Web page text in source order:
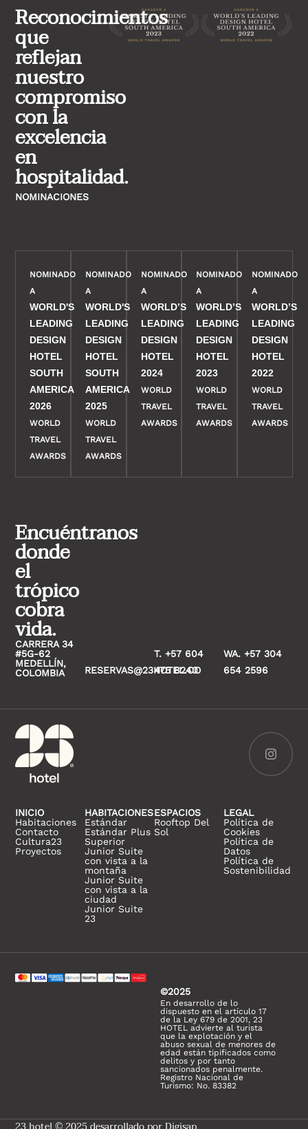
Reconocimientos
que
reflejan
nuestro
compromiso
con la
excelencia
en
hospitalidad.
NOMINACIONES
NOMINADO
A
WORLD'S
LEADING
DESIGN
HOTEL
SOUTH
AMERICA
2026
WORLD
TRAVEL
AWARDS
NOMINADO
A
WORLD'S
LEADING
DESIGN
HOTEL
SOUTH
AMERICA
2025
WORLD
TRAVEL
AWARDS
NOMINADO
A
WORLD’S
LEADING
DESIGN
HOTEL
2024
WORLD
TRAVEL
AWARDS
NOMINADO
A
WORLD’S
LEADING
DESIGN
HOTEL
2023
WORLD
TRAVEL
AWARDS
NOMINADO
A
WORLD’S
LEADING
DESIGN
HOTEL
2022
WORLD
TRAVEL
AWARDS
Encuéntranos
donde
el
trópico
cobra
vida.
CARRERA 34
#5G-62
MEDELLÍN,
COLOMBIA
RESERVAS@23HOTEL.CO
T. +57 604
475 8240
WA. +57 304
654 2596
INICIO
Habitaciones
Contacto
Cultura23
Proyectos
HABITACIONES
Estándar
Estándar Plus
Superior
Junior Suite
con vista a la
montaña
Junior Suite
con vista a la
ciudad
Junior Suite
23
ESPACIOS
Rooftop Del
Sol
LEGAL
Política de
Cookies
Política de
Datos
Política de
Sostenibilidad
©2025
En desarrollo de lo
dispuesto en el artículo 17
de la Ley 679 de 2001, 23
HOTEL advierte al turista
que la explotación y el
abuso sexual de menores de
edad están tipificados como
delitos y por tanto
sancionados penalmente.
Registro Nacional de
Turismo: No. 83382